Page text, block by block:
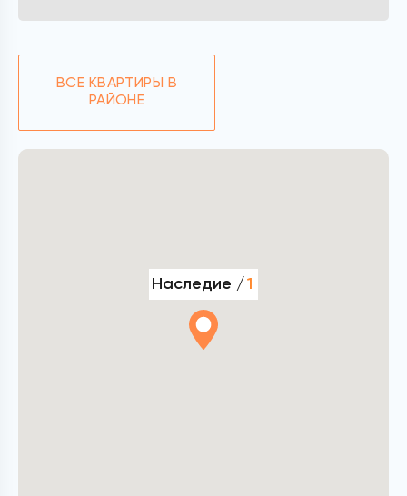
ВСЕ КВАРТИРЫ В
РАЙОНЕ
Наследие / 1